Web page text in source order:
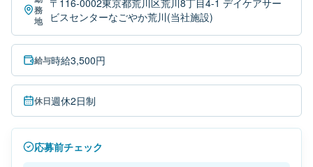
務
地
〒116-0002東京都荒川区荒川8丁目4-1 デイケアサー
ビスセンターなごやか荒川(当社施設)
給与時給3,500円
休日週休2日制
応募前チェック